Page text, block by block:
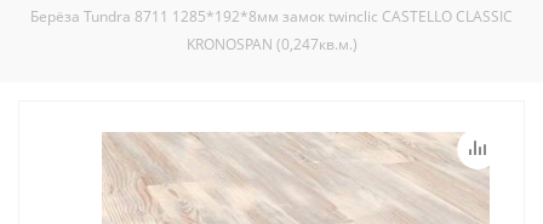
Берёза Tundra 8711 1285*192*8мм замок twinclic CASTELLO CLASSIC
KRONOSPAN (0,247кв.м.)